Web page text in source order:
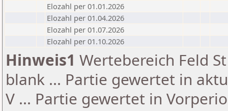
Elozahl per 01.01.2026
Elozahl per 01.04.2026
Elozahl per 01.07.2026
Elozahl per 01.10.2026
Hinweis1 Wertebereich Feld
blank ... Partie gewertet in
V ... Partie gewertet in